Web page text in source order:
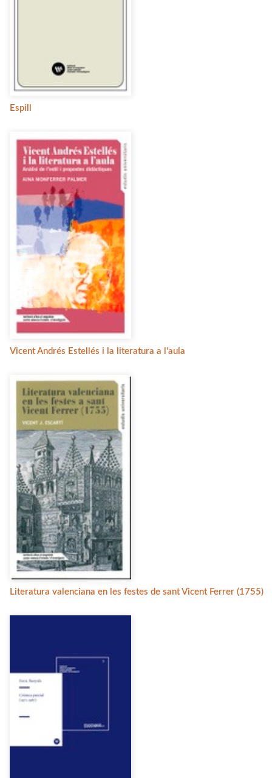
Espill
Vicent Andrés Estellés i la literatura a l'aula
Literatura valenciana en les festes de sant Vicent Ferrer (1755)